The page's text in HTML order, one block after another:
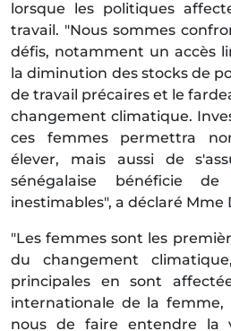
lorsque les politiques
travail. "Nous sommes
défis, notamment un accès
la diminution des stocks de
de travail précaires et le
changement climatique.
ces femmes permettra
élever, mais aussi de
sénégalaise bénéficie
inestimables", a déclaré Mme
"Les femmes sont les
du changement
principales en sont
internationale de la
nous de faire entendre la